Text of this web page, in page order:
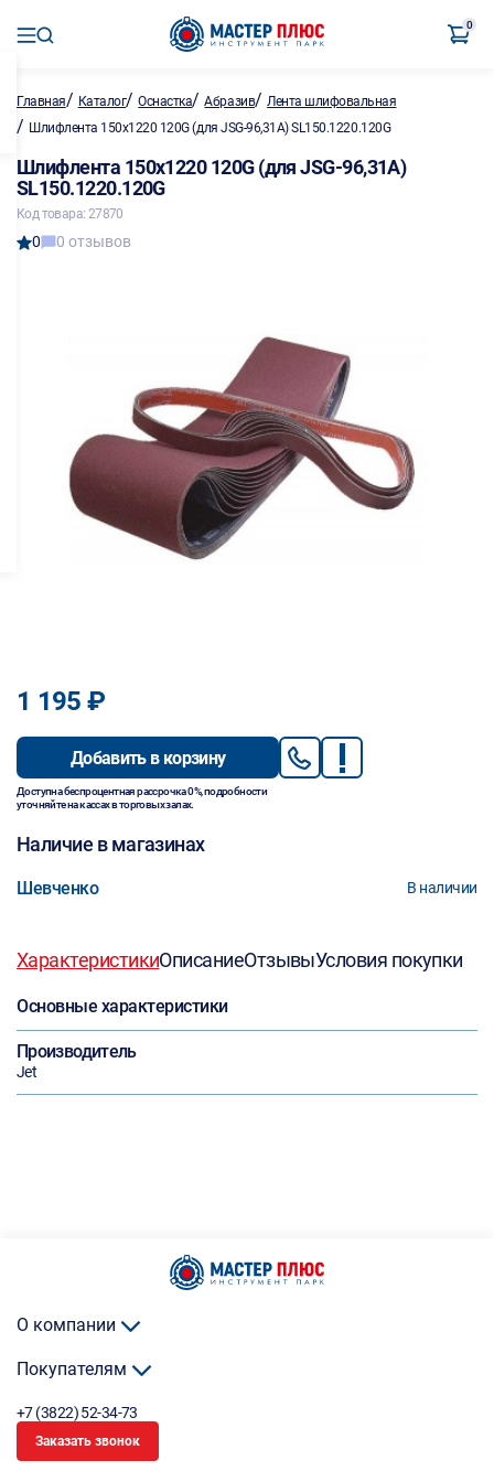
0
Главная/ Каталог/Оснастка/Абразив/Лента шлифовальная
/ Шлифлента 150х1220 120G (для JSG-96,31А) SL150.1220.120G
Шлифлента 150х1220 120G (для JSG-96,31А)
SL150.1220.120G
Код товара: 27870
0 0 отзывов
1 195 ₽
Добавить в корзину
Доступна беспроцентная рассрочка 0%, подробности
уточняйте на кассах в торговых залах.
Наличие в магазинах
Шевченко В наличии
ХарактеристикиОписаниеОтзывыУсловия покупки
Основные характеристики
Производитель
Jet
О компании
Покупателям
+7 (3822) 52-34-73
Заказать звонок